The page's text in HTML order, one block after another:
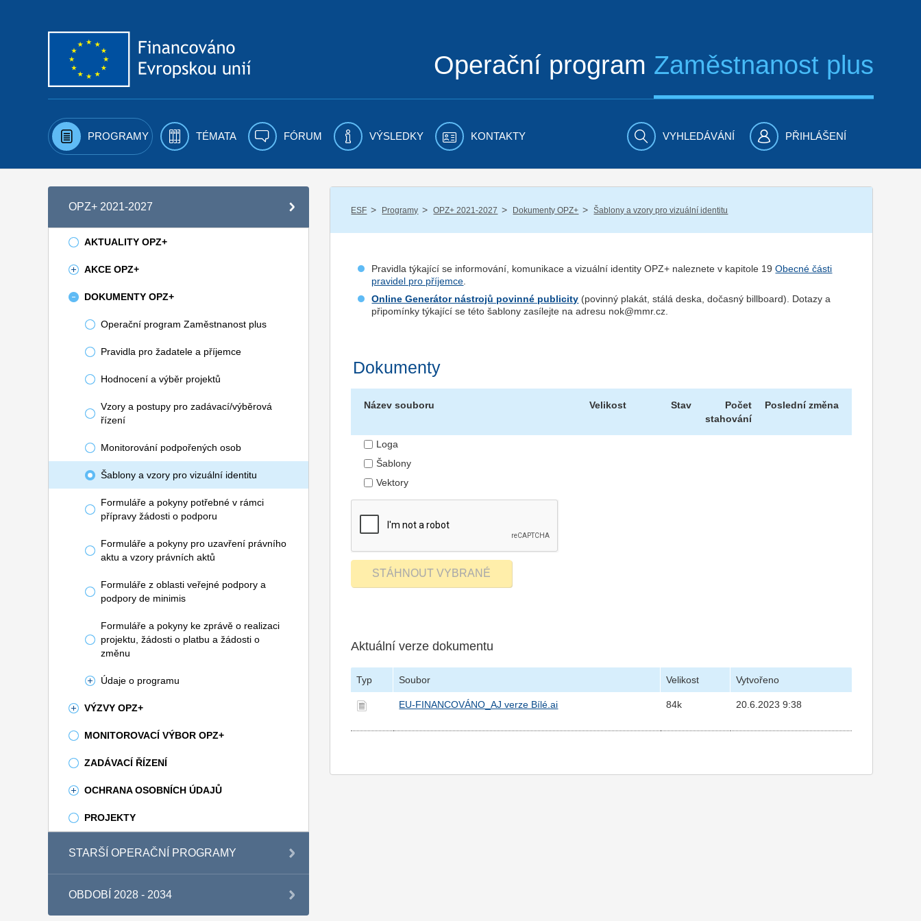
Operační program Zaměstnanost plus
PROGRAMY TÉMATA FÓRUM VÝSLEDKY KONTAKTY VYHLEDÁVÁNÍ PŘIHLÁŠENÍ
OPZ+ 2021-2027
AKTUALITY OPZ+
AKCE OPZ+
DOKUMENTY OPZ+
Operační program Zaměstnanost plus
Pravidla pro žadatele a příjemce
Hodnocení a výběr projektů
Vzory a postupy pro zadávací/výběrová
řízení
Monitorování podpořených osob
Šablony a vzory pro vizuální identitu
Formuláře a pokyny potřebné v rámci
přípravy žádosti o podporu
Formuláře a pokyny pro uzavření právního
aktu a vzory právních aktů
Formuláře z oblasti veřejné podpory a
podpory de minimis
Formuláře a pokyny ke zprávě o realizaci
projektu, žádosti o platbu a žádosti o
změnu
Údaje o programu
VÝZVY OPZ+
MONITOROVACÍ VÝBOR OPZ+
ZADÁVACÍ ŘÍZENÍ
OCHRANA OSOBNÍCH ÚDAJŮ
PROJEKTY
STARŠÍ OPERAČNÍ PROGRAMY
OBDOBÍ 2028 - 2034
ESF / Programy / OPZ+ 2021-2027 / Dokumenty OPZ+ / Šablony a vzory pro vizuální identitu
Pravidla týkající se informování, komunikace a vizuální identity OPZ+ naleznete v kapitole 19Obecné části
pravidel pro příjemce
Online Generátor nástrojů povinné publicity (povinný plakát, stálá deska, dočasný billboard). Dotazy a
připomínky týkající se této šablony zasílejte na adresu nok@mmr.cz.
Dokumenty
Název souboru Velikost Stav
Počet
stahování
Poslední změna
Loga
Šablony
Vektory
Aktuální verze dokumentu
Typ Soubor Velikost Vytvořeno
EU-FINANCOVÁNO_AJ verze Bílé.ai 84k 20.6.2023 9:38